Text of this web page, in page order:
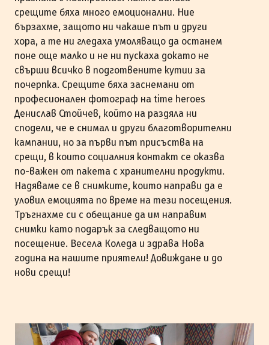
срещите бяха много емоционални. Ние
бързахме, защото ни чакаше път и други
хора, а те ни гледаха умоляващо да останем
поне още малко и не ни пускаха докато не
свърши всичко в подготвените кутии за
почерпка. Срещите бяха заснемани от
професионален фотограф на time heroes
Денислав Стойчев, който на раздяла ни
сподели, че е снимал и други благотворителни
кампании, но за първи път присъства на
срещи, в които социалния контакт се оказва
по-важен от пакета с хранителни продукти.
Надяваме се в снимките, които направи да е
уловил емоцията по време на тези посещения.
Тръгнахме си с обещание да им направим
снимки като подарък за следващото ни
посещение. Весела Коледа и здрава Нова
година на нашите приятели! Довиждане и до
нови срещи!